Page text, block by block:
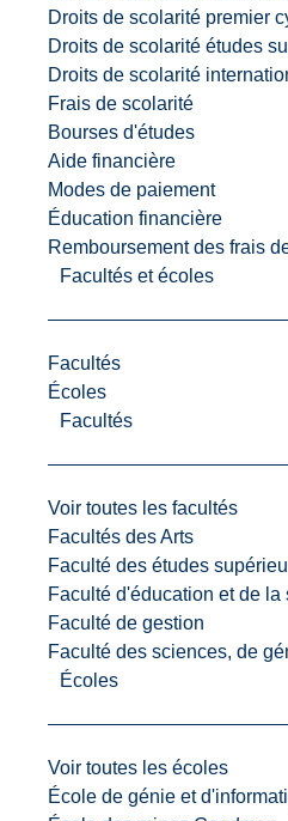
Droits de scolarité premier
Droits de scolarité études
Droits de scolarité
Frais de scolarité
Bourses d'études
Aide financière
Modes de paiement
Éducation financière
Remboursement des frais
Facultés et écoles
Facultés
Écoles
Facultés
Voir toutes les facultés
Facultés des Arts
Faculté des études
Faculté d'éducation et de la
Faculté de gestion
Faculté des sciences, de
Écoles
Voir toutes les écoles
École de génie et